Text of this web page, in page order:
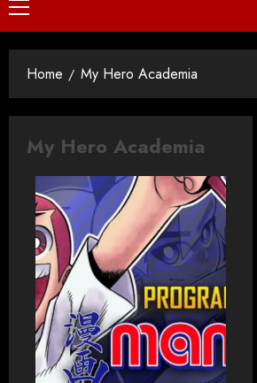
Home My Hero Academia
My Hero Academia